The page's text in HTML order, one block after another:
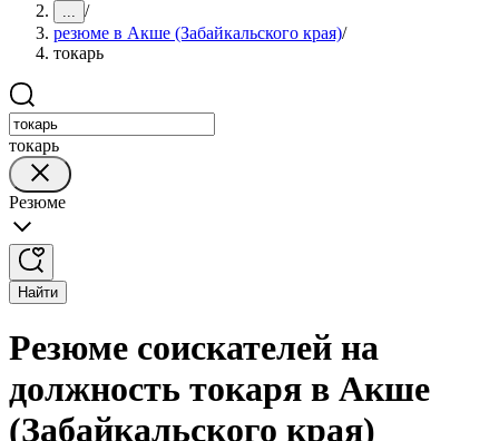
... /
резюме в Акше (Забайкальского края)/
токарь
токарь
Резюме
Найти
Резюме соискателей на
должность токаря в Акше
(Забайкальского края)